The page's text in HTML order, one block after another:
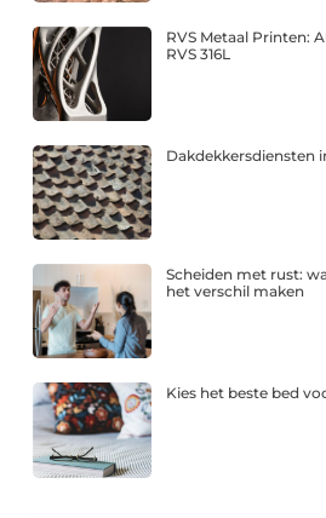
RVS Metaal Printen:
RVS 316L
Dakdekkersdiensten
Scheiden met rust:
het verschil maken
Kies het beste bed